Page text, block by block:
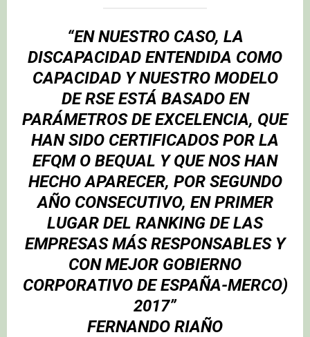
“EN NUESTRO CASO, LA
DISCAPACIDAD ENTENDIDA COMO
CAPACIDAD Y NUESTRO MODELO
DE RSE ESTÁ BASADO EN
PARÁMETROS DE EXCELENCIA, QUE
HAN SIDO CERTIFICADOS POR LA
EFQM O BEQUAL Y QUE NOS HAN
HECHO APARECER, POR SEGUNDO
AÑO CONSECUTIVO, EN PRIMER
LUGAR DEL RANKING DE LAS
EMPRESAS MÁS RESPONSABLES Y
CON MEJOR GOBIERNO
CORPORATIVO DE ESPAÑA-MERCO)
2017”
FERNANDO RIAÑO